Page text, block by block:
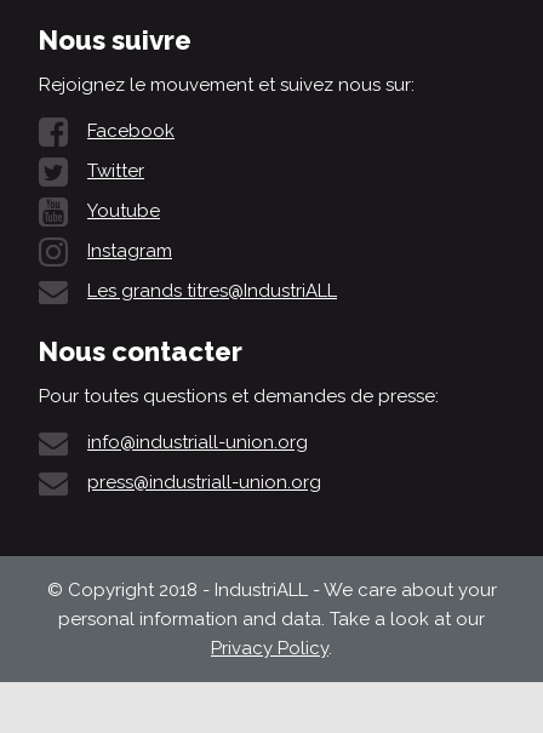
Nous suivre
Rejoignez le mouvement et suivez nous sur:
Facebook
Twitter
Youtube
Instagram
Les grands titres@IndustriALL
Nous contacter
Pour toutes questions et demandes de presse:
info@industriall-union.org
press@industriall-union.org
© Copyright 2018 - IndustriALL - We care about your
personal information and data. Take a look at our
Privacy Policy.